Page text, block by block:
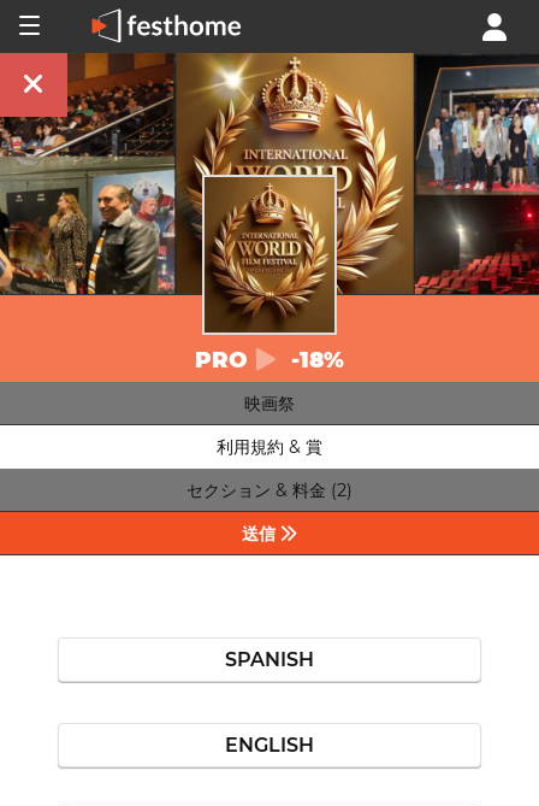
PRO -18%
映画祭
利用規約 & 賞
セクション & 料金 (2)
送信
SPANISH
ENGLISH